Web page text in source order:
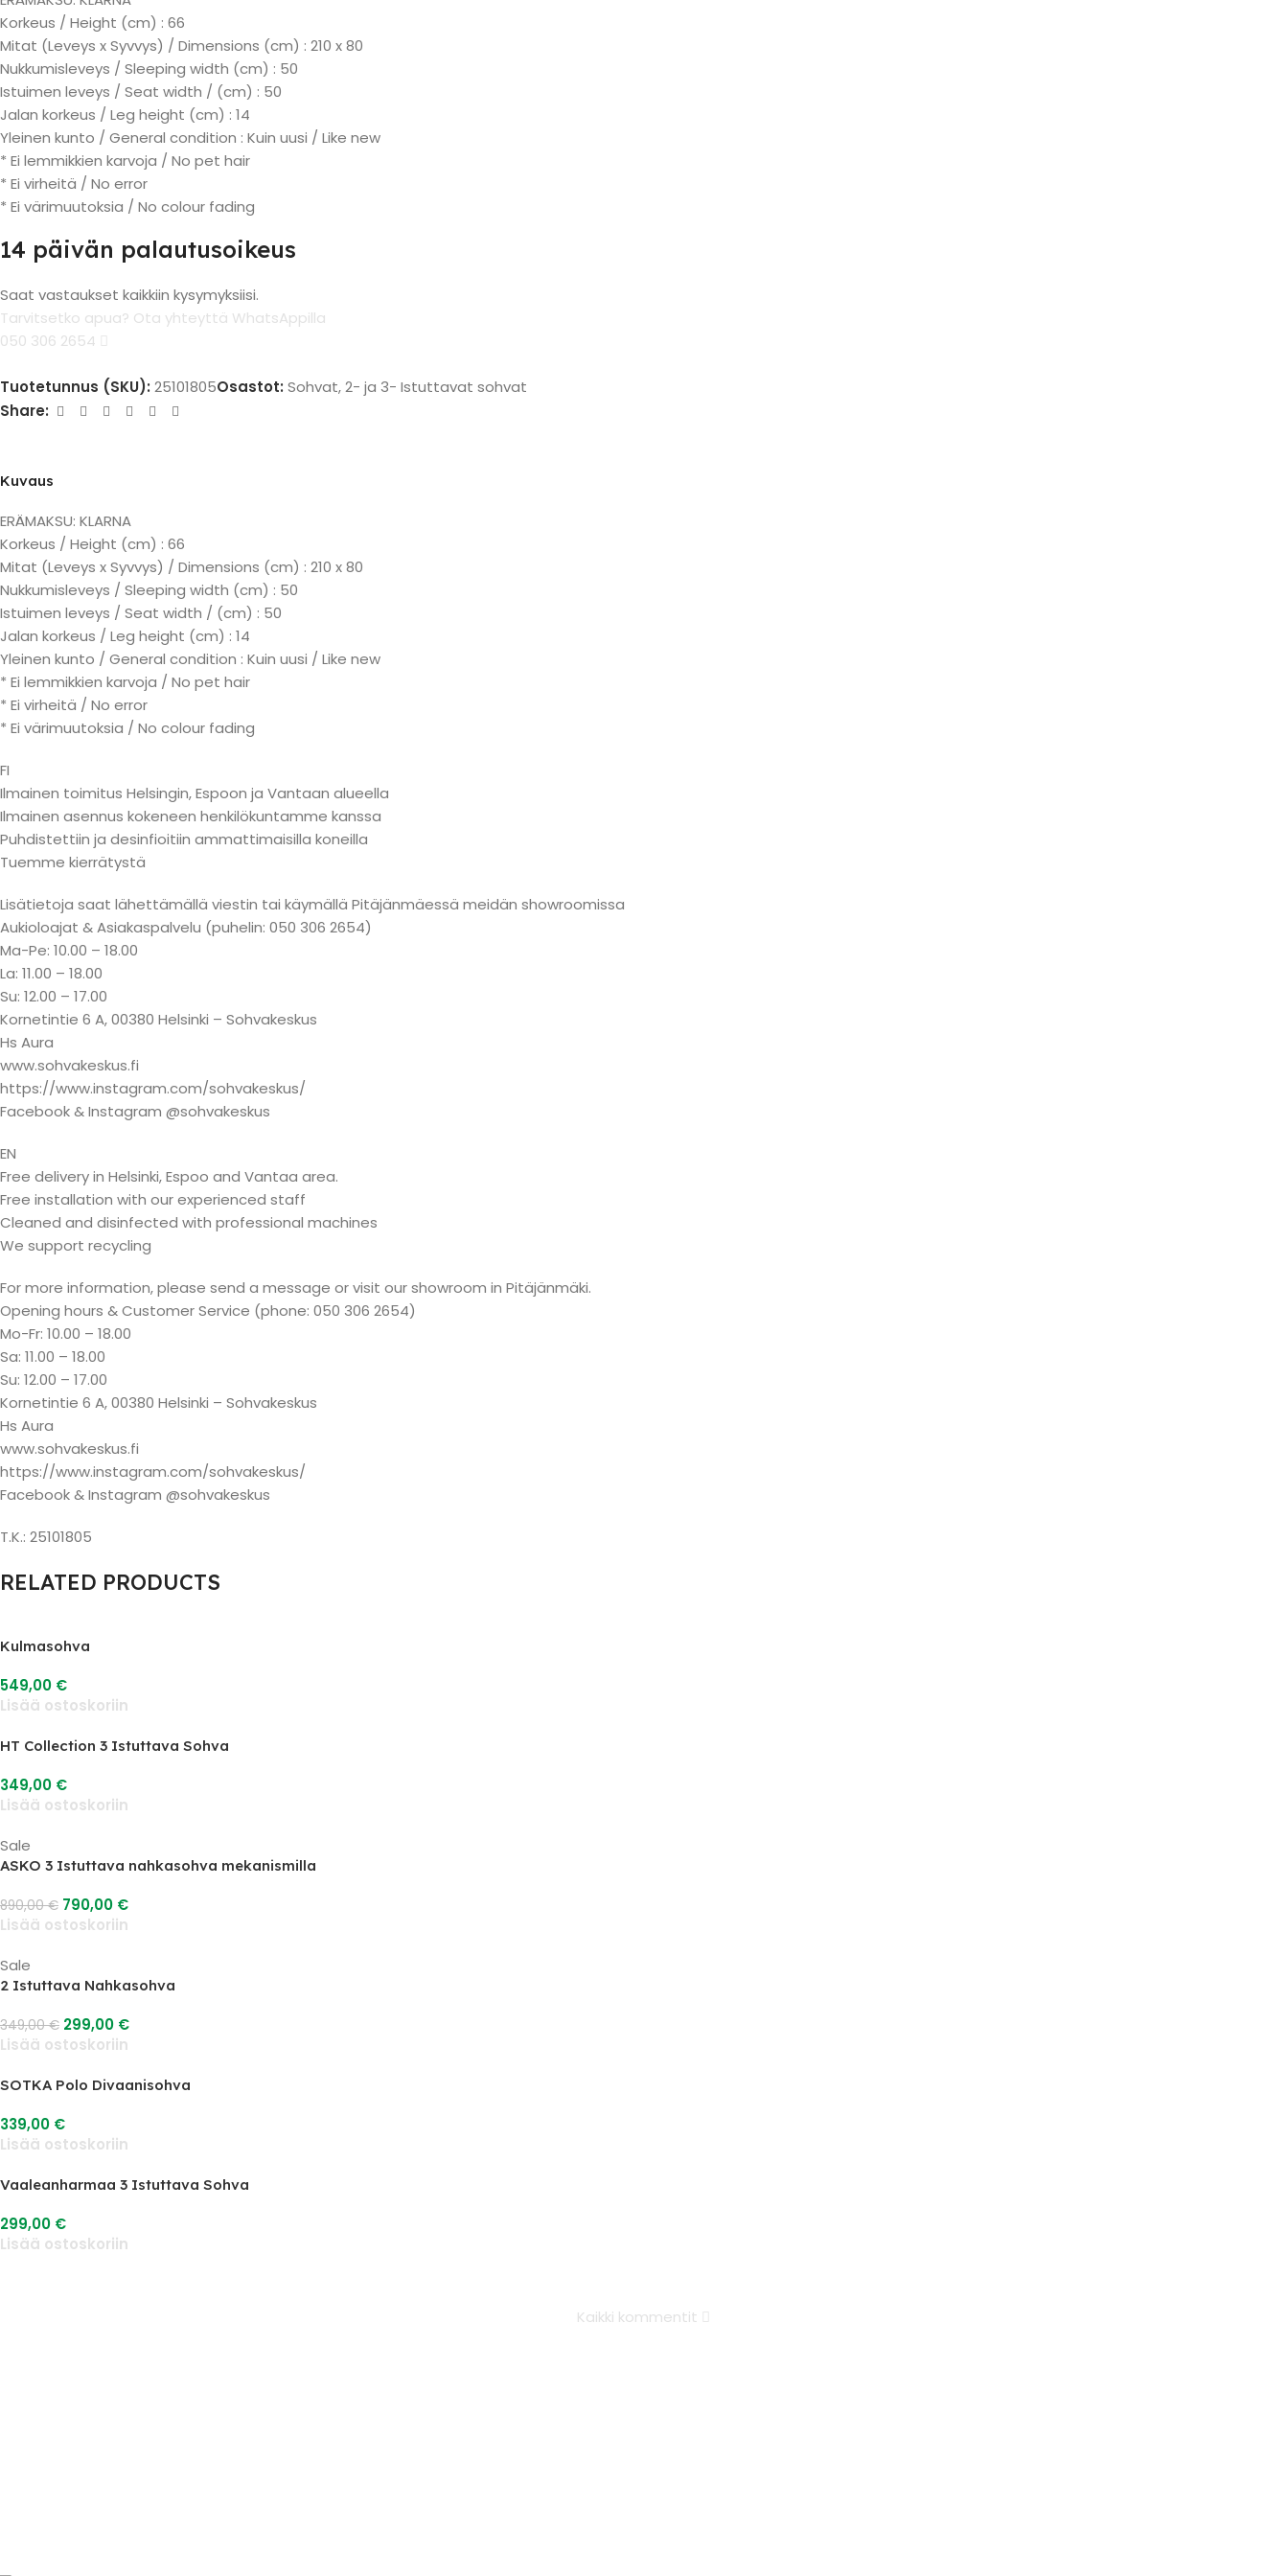
Korkeus / Height (cm) : 66
Mitat (Leveys x Syvvys) / Dimensions (cm) : 210 x 80
Nukkumisleveys / Sleeping width (cm) : 50
Istuimen leveys / Seat width / (cm) : 50
Jalan korkeus / Leg height (cm) : 14
Yleinen kunto / General condition : Kuin uusi / Like new
* Ei lemmikkien karvoja / No pet hair
* Ei virheitä / No error
* Ei värimuutoksia / No colour fading
14 päivän palautusoikeus
Saat vastaukset kaikkiin kysymyksiisi.
Tarvitsetko apua? Ota yhteyttä WhatsAppilla
050 306 2654
Tuotetunnus (SKU): 25101805Osastot: Sohvat,2- ja 3- Istuttavat sohvat
Share:
Kuvaus
ERÄMAKSU: KLARNA
Korkeus / Height (cm) : 66
Mitat (Leveys x Syvvys) / Dimensions (cm) : 210 x 80
Nukkumisleveys / Sleeping width (cm) : 50
Istuimen leveys / Seat width / (cm) : 50
Jalan korkeus / Leg height (cm) : 14
Yleinen kunto / General condition : Kuin uusi / Like new
* Ei lemmikkien karvoja / No pet hair
* Ei virheitä / No error
* Ei värimuutoksia / No colour fading
FI
Ilmainen toimitus Helsingin, Espoon ja Vantaan alueella
Ilmainen asennus kokeneen henkilökuntamme kanssa
Puhdistettiin ja desinfioitiin ammattimaisilla koneilla
Tuemme kierrätystä
Lisätietoja saat lähettämällä viestin tai käymällä Pitäjänmäessä meidän showroomissa
Aukioloajat & Asiakaspalvelu (puhelin: 050 306 2654)
Ma-Pe: 10.00 – 18.00
La: 11.00 – 18.00
Su: 12.00 – 17.00
Kornetintie 6 A, 00380 Helsinki – Sohvakeskus
Hs Aura
www.sohvakeskus.fi
https://www.instagram.com/sohvakeskus/
Facebook & Instagram @sohvakeskus
EN
Free delivery in Helsinki, Espoo and Vantaa area.
Free installation with our experienced staff
Cleaned and disinfected with professional machines
We support recycling
For more information, please send a message or visit our showroom in Pitäjänmäki.
Opening hours & Customer Service (phone: 050 306 2654)
Mo-Fr: 10.00 – 18.00
Sa: 11.00 – 18.00
Su: 12.00 – 17.00
Kornetintie 6 A, 00380 Helsinki – Sohvakeskus
Hs Aura
www.sohvakeskus.fi
https://www.instagram.com/sohvakeskus/
Facebook & Instagram @sohvakeskus
T.K.: 25101805
RELATED PRODUCTS
Kulmasohva
549,00 €
Lisää ostoskoriin
HT Collection 3 Istuttava Sohva
349,00 €
Lisää ostoskoriin
Sale
ASKO 3 Istuttava nahkasohva mekanismilla
890,00€ 790,00 €
Lisää ostoskoriin
Sale
2 Istuttava Nahkasohva
349,00€ 299,00 €
Lisää ostoskoriin
SOTKA Polo Divaanisohva
339,00 €
Lisää ostoskoriin
Vaaleanharmaa 3 Istuttava Sohva
299,00 €
Lisää ostoskoriin
Kaikki kommentit